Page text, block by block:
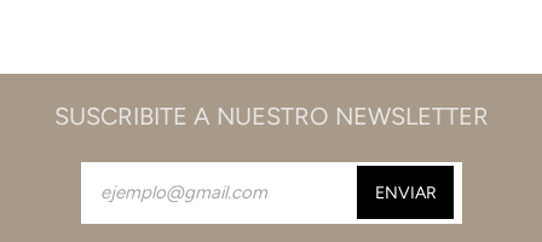
SUSCRIBITE A NUESTRO NEWSLETTER